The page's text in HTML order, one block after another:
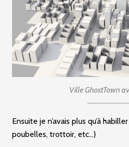
Ville GhostTown
Ensuite je n’avais plus qu’à
poubelles, trottoir, etc…)